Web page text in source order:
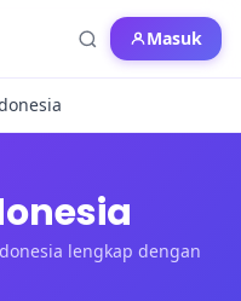
Masuk
lengkap dengan